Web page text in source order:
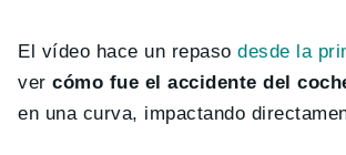
El vídeo hace un repasodesde la
vercómo fue el accidente del
en una curva, impactando